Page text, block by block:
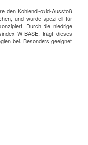
den Kohlendi-oxid-Ausstoß
und wurde spezi-ell für
Durch die niedrige
W-BASE, trägt dieses
bei. Besonders geeignet